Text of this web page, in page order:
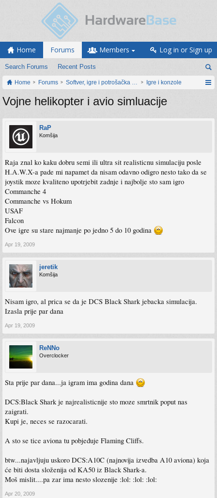
Home Forums
Search Forums Recent Posts
Members Log in or Sign up
Home Forums Softver, igre i potrošačka elektronikaIgre i konzole
Vojne helikopter i avio simluacije
RaP
Komšija
Raja znal ko kaku dobru semi ili ultra sit realisticnu simulaciju posle
H.A.W.X-a pade mi napamet da nisam odavno odigro nesto tako da se
joystik moze kvaliteno upotrjebit zadnje i najbolje sto sam igro
Commanche 4
Commanche vs Hokum
USAF
Falcon
Ove igre su stare najmanje po jedno 5 do 10 godina
Apr 19, 2009
jeretik
Komšija
Nisam igro, al prica se da je DCS Black Shark jebacka simulacija.
Izasla prije par dana
Apr 19, 2009
ReNNo
Overclocker
Sta prije par dana...ja igram ima godina dana
DCS:Black Shark je najrealisticnije sto moze smrtnik poput nas
zaigrati.
Kupi je, neces se razocarati.
A sto se tice aviona tu pobjeđuje Flaming Cliffs.
btw...najavljuju uskoro DCS:A10C (najnovija izvedba A10 aviona) koja
će biti dosta složenija od KA50 iz Black Shark-a.
Moš mislit....pa zar ima nesto slozenije :lol: :lol: :lol:
Apr 20, 2009